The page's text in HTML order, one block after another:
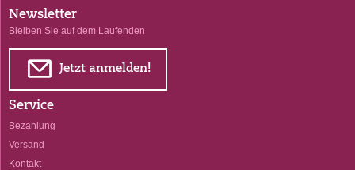
Newsletter
Bleiben Sie auf dem Laufenden
E Jetzt anmelden!
Service
Bezahlung
Versand
Kontakt